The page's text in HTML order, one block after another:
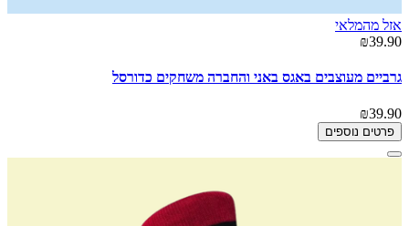
אזל מהמלאי
₪39.90
גרביים מעוצבים באגס באני והחברה משחקים כדורסל
₪39.90
פרטים נוספים